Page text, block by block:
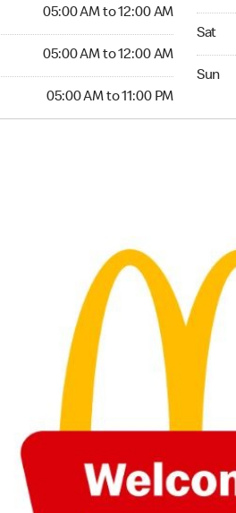
05:00 AM to 12:00 AM
05:00 AM to 12:00 AM
05:00 AM to 11:00 PM
Sat
Sun